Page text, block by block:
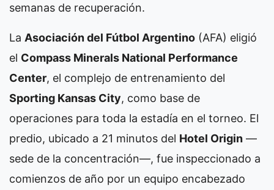
semanas de recuperación.
La Asociación del Fútbol Argentino (AFA) eligió
el Compass Minerals National Performance
Center, el complejo de entrenamiento del
Sporting Kansas City, como base de
operaciones para toda la estadía en el torneo. El
predio, ubicado a 21 minutos del Hotel Origin —
sede de la concentración—, fue inspeccionado a
comienzos de año por un equipo encabezado